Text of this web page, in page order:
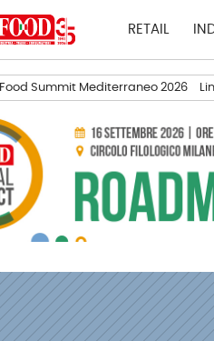
RETAIL
Food Summit Mediterraneo 2026